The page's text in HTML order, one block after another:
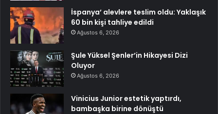
İspanya’ alevlere teslim oldu: Yaklaşık
60 bin kişi tahliye edildi
Ağustos 6, 2026
Şule Yüksel Şenler’in Hikayesi Dizi
Oluyor
Ağustos 6, 2026
Vinicius Junior estetik yaptırdı,
bambaşka birine dönüştü